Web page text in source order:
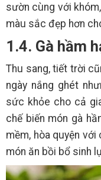
sườn cùng với
màu sắc đẹp hơn
1.4. Gà hầm
Thu sang, tiết trời
ngày nắng ghét
sức khỏe cho cả
chế biến món gà
mềm, hòa quyện
món ăn bồi bổ sinh